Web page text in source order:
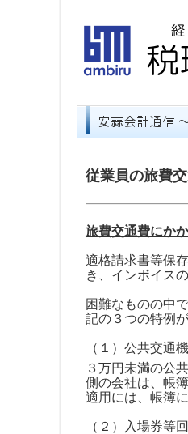
従業員の旅費
旅費交通費にか
適格請求書等保
き、インボイス
困難なものの中
記の３つの特例
（１）公共交通
３万円未満の公
側の会社は、帳
適用には、帳簿
（２）入場券等